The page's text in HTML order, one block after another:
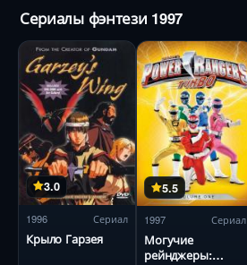
Сериалы фэнтези 1997
3.0
1996 Сериал
Крыло Гарзея
5.5
1997 Сериал
Могучие
рейнджеры: